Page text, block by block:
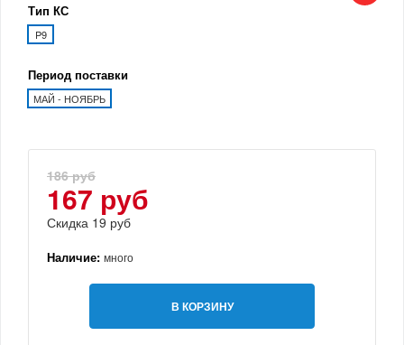
Тип КС
P9
Период поставки
МАЙ - НОЯБРЬ
186 руб
167 руб
Скидка 19 руб
Наличие: много
В КОРЗИНУ